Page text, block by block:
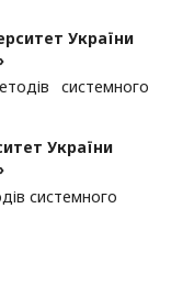
України
системного
України
системного